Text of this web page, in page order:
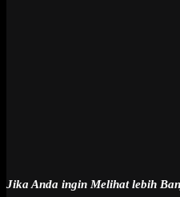
Jika Anda ingin Melihat lebih